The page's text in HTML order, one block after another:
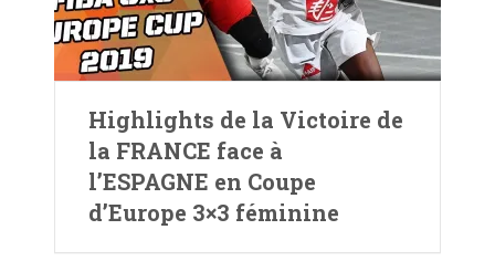
Highlights de la Victoire de
la FRANCE face à
l’ESPAGNE en Coupe
d’Europe 3×3 féminine